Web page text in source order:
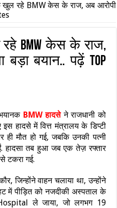
खुल रहे BMW केस के राज, अब आरोपी
BMW केस के राज,
बयान.. पढ़ें Top
BMW हादसेने राजधानी को
इस हादसे में वित्त मंत्रालय के डिप्टी
मौत हो गई, जबकि उनकी पत्नी
हादसा तब हुआ जब एक तेज़ रफ्तार
टकरा गई.
जिन्होंने वाहन चलाया था, उन्होंने
में पीड़ित को नजदीकी अस्पताल के
ले जाया, जो लगभग 19